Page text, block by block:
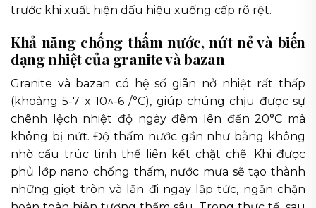
trước khi xuất hiện dấu hiệu xuống cấp rõ rệt.
Khả năng chống thấm nước, nứt nẻ và biến
dạng nhiệt của granite và bazan
Granite và bazan có hệ số giãn nở nhiệt rất thấp
(khoảng 5-7 x 10^-6 /°C), giúp chúng chịu được sự
chênh lệch nhiệt độ ngày đêm lên đến 20°C mà
không bị nứt. Độ thấm nước gần như bằng không
nhờ cấu trúc tinh thể liên kết chặt chẽ. Khi được
phủ lớp nano chống thấm, nước mưa sẽ tạo thành
những giọt tròn và lăn đi ngay lập tức, ngăn chặn